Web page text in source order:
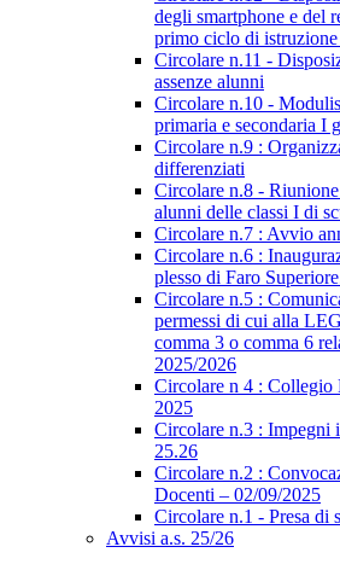
degli smartphone e del
primo ciclo di
Circolare n.11 -
assenze alunni
Circolare n.10 -
primaria e secondaria I
Circolare n.9 :
differenziati
Circolare n.8 -
alunni delle classi I di
Circolare n.7 : Avvio
Circolare n.6 :
plesso di Faro
Circolare n.5 :
permessi di cui alla
comma 3 o comma 6
2025/2026
Circolare n 4 : Collegio
2025
Circolare n.3 : Impegni
25.26
Circolare n.2 :
Docenti – 02/09/2025
Circolare n.1 - Presa di
Avvisi a.s. 25/26